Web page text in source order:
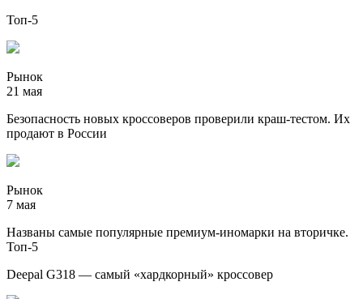
Топ-5
Рынок
21 мая
Безопасность новых кроссоверов проверили краш-тестом. Их
продают в России
Рынок
7 мая
Названы самые популярные премиум-иномарки на вторичке.
Топ-5
Deepal G318 — самый «хардкорный» кроссовер